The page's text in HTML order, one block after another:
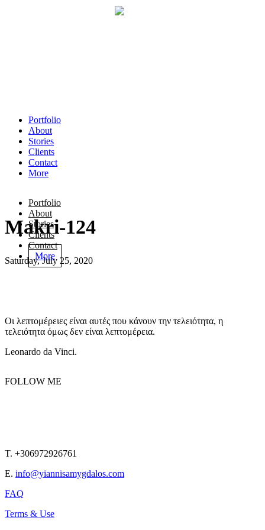
Portfolio
About
Stories
Clients
Contact
More
Portfolio
About
Stories
Clients
Contact
More
Makri-124
Saturday, July 25, 2020
Οι λεπτομέρειες είναι αυτές που κάνουν την τελειότητα, η
τελειότητα όμως δεν είναι λεπτομέρεια.
Leonardo da Vinci.
FOLLOW ME
T. +306972926761
E. info@yiannisamygdalos.com
FAQ
Terms & Use